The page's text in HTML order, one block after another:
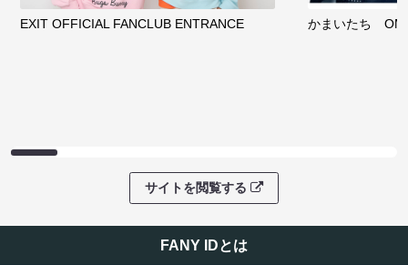
EXIT OFFICIAL FANCLUB ENTRANCE かまいたち
サイトを閲覧する
FANY IDとは